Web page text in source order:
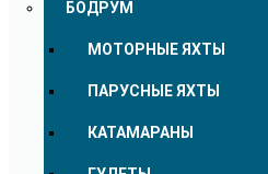
БОДРУМ
МОТОРНЫЕ ЯХТЫ
ПАРУСНЫЕ ЯХТЫ
КАТАМАРАНЫ